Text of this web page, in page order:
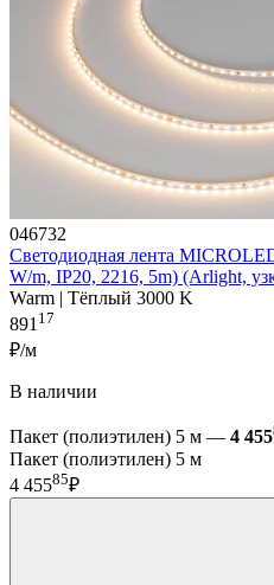
046732
Светодиодная лента
W/m, IP20, 2216, 5m) (Arlight,
Warm | Тёплый 3000 K
89117
₽/м
В наличии
Пакет (полиэтилен) 5 м — 4 455
Пакет (полиэтилен) 5 м
4 45585₽